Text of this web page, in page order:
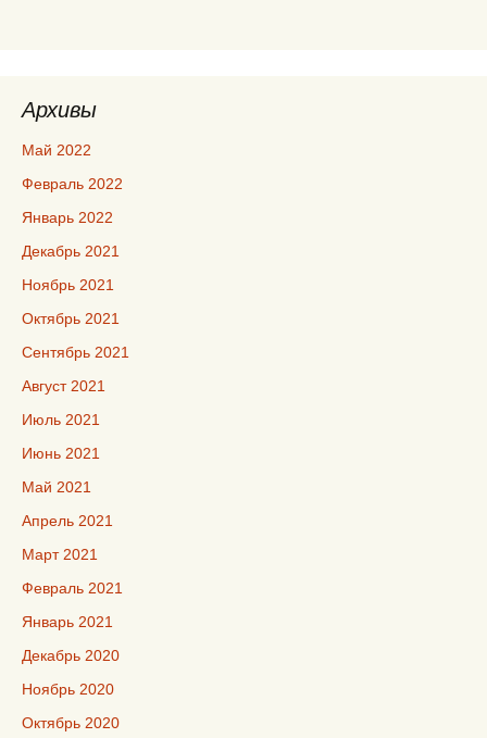
Архивы
Май 2022
Февраль 2022
Январь 2022
Декабрь 2021
Ноябрь 2021
Октябрь 2021
Сентябрь 2021
Август 2021
Июль 2021
Июнь 2021
Май 2021
Апрель 2021
Март 2021
Февраль 2021
Январь 2021
Декабрь 2020
Ноябрь 2020
Октябрь 2020